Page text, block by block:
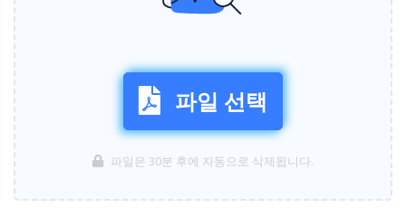
파일 선택
파일은 30분 후에 자동으로 삭제됩니다.